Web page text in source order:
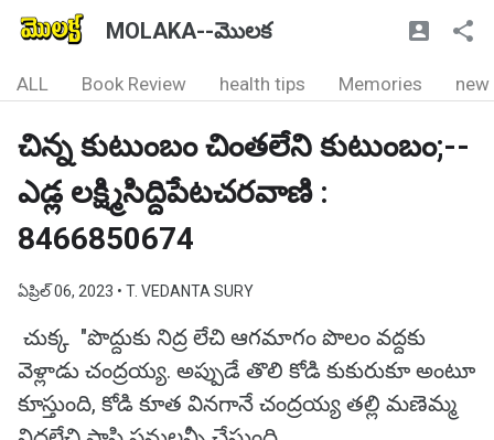
MOLAKA--మొలక
ALL Book Review health tips Memories new
చిన్న కుటుంబం చింతలేని కుటుంబం;--
ఎడ్ల లక్ష్మిసిద్దిపేటచరవాణి :
8466850674
ఏప్రిల్ 06, 2023 • T. VEDANTA SURY
చుక్క "పొద్దుకు నిద్ర లేచి ఆగమాగం పొలం వద్దకు
వెళ్లాడు చంద్రయ్య. అప్పుడే తొలి కోడి కుకురుకూ అంటూ
కూస్తుంది, కోడి కూత వినగానే చంద్రయ్య తల్లి మణెమ్మ